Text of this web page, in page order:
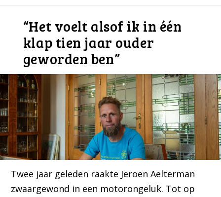
“Het voelt alsof ik in één
klap tien jaar ouder
geworden ben”
Twee jaar geleden raakte Jeroen Aelterman
zwaargewond in een motorongeluk. Tot op